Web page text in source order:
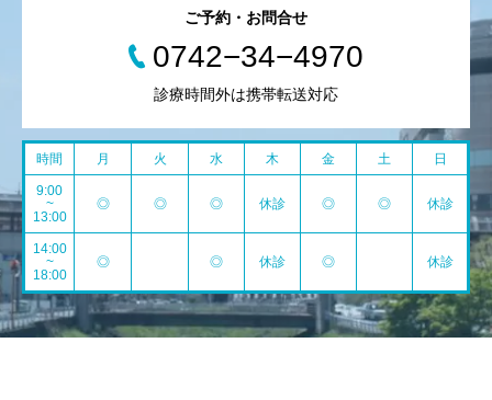
ご予約・お問合せ
0742−34−4970
診療時間外は携帯転送対応
時間 月 火 水 木 金 土 日
9:00
~
13:00
◎ ◎ ◎ 休診 ◎ ◎ 休診
14:00
~
18:00
◎ ◎ 休診 ◎ 休診